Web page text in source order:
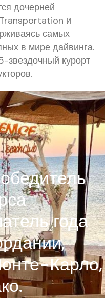
дочерней
и
самых
в мире дайвинга.
звездочный курорт
года
Карло,